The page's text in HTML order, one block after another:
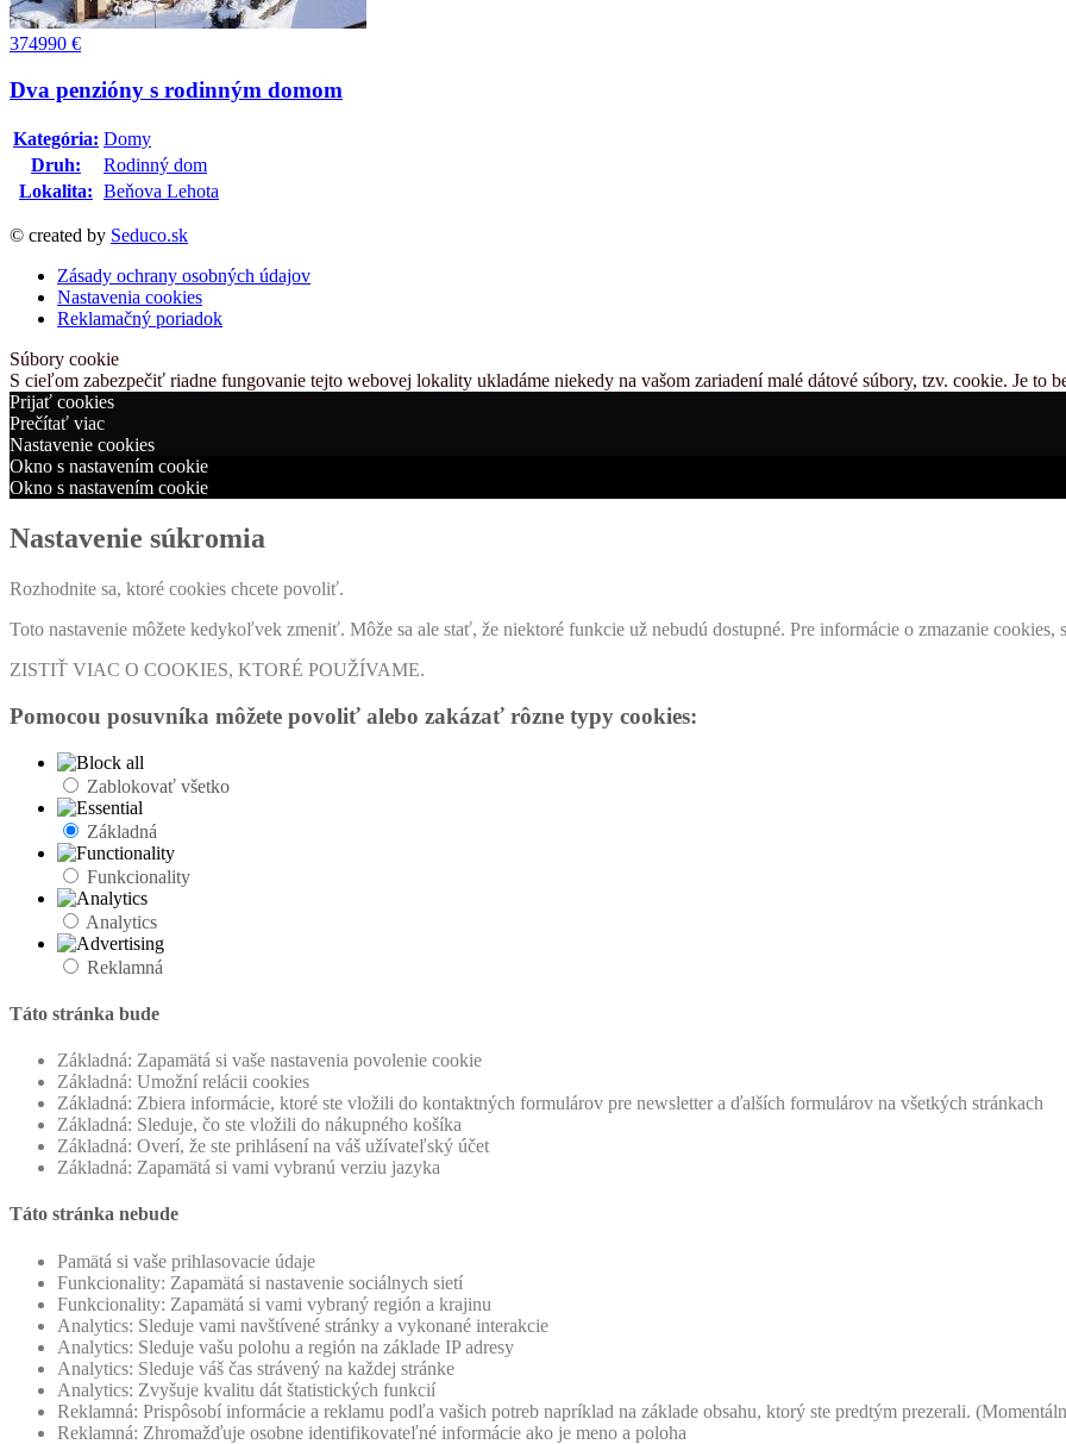
374990 €
Dva penzióny s rodinným domom
Kategória: Domy
Druh:
Rodinný dom
Lokalita: Beňova Lehota
© created by Seduco.sk
Zásady ochrany osobných údajov
Nastavenia cookies
Reklamačný poriadok
Súbory cookie
S cieľom zabezpečiť riadne fungovanie tejto webovej lokality ukladáme niekedy na vašom zariadení malé dátové súbory, tzv. cookie. Je to
Prijať cookies
Prečítať viac
Nastavenie cookies
Okno s nastavením cookie
Okno s nastavením cookie
Nastavenie súkromia
Rozhodnite sa, ktoré cookies chcete povoliť.
Toto nastavenie môžete kedykoľvek zmeniť. Môže sa ale stať, že niektoré funkcie už nebudú dostupné. Pre informácie o zmazanie cookies,
ZISTIŤ VIAC O COOKIES, KTORÉ POUŽÍVAME.
Pomocou posuvníka môžete povoliť alebo zakázať rôzne typy cookies:
Zablokovať všetko
Základná
Funkcionality
Analytics
Reklamná
Táto stránka bude
Základná: Zapamätá si vaše nastavenia povolenie cookie
Základná: Umožní relácii cookies
Základná: Zbiera informácie, ktoré ste vložili do kontaktných formulárov pre newsletter a ďalších formulárov na všetkých stránkach
Základná: Sleduje, čo ste vložili do nákupného košíka
Základná: Overí, že ste prihlásení na váš užívateľský účet
Základná: Zapamätá si vami vybranú verziu jazyka
Táto stránka nebude
Pamätá si vaše prihlasovacie údaje
Funkcionality: Zapamätá si nastavenie sociálnych sietí
Funkcionality: Zapamätá si vami vybraný región a krajinu
Analytics: Sleduje vami navštívené stránky a vykonané interakcie
Analytics: Sleduje vašu polohu a región na základe IP adresy
Analytics: Sleduje váš čas strávený na každej stránke
Analytics: Zvyšuje kvalitu dát štatistických funkcií
Reklamná: Prispôsobí informácie a reklamu podľa vašich potreb napríklad na základe obsahu, ktorý ste predtým prezerali.
Reklamná: Zhromažďuje osobne identifikovateľné informácie ako je meno a poloha